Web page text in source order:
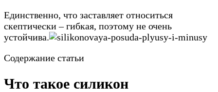
Единственно, что заставляет относиться
скептически – гибкая, поэтому не очень
устойчива.
Содержание статьи
Что такое силикон